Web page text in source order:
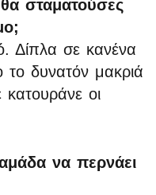
σταματούσες
Δίπλα σε κανένα
το δυνατόν μακριά
οι
να περνάει